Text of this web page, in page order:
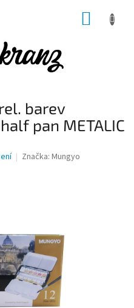
barev
pan METALIC
Značka: Mungyo